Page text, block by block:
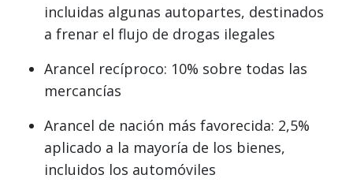
incluidas algunas autopartes, destinados
a frenar el flujo de drogas ilegales
Arancel recíproco: 10% sobre todas las
mercancías
Arancel de nación más favorecida: 2,5%
aplicado a la mayoría de los bienes,
incluidos los automóviles